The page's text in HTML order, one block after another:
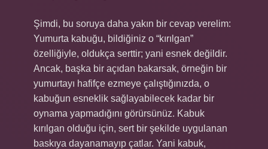
Şimdi, bu soruya daha yakın bir cevap verelim:
Yumurta kabuğu, bildiğiniz o “kırılgan”
özelliğiyle, oldukça serttir; yani esnek değildir.
Ancak, başka bir açıdan bakarsak, örneğin bir
yumurtayı hafifçe ezmeye çalıştığınızda, o
kabuğun esneklik sağlayabilecek kadar bir
oynama yapmadığını görürsünüz. Kabuk
kırılgan olduğu için, sert bir şekilde uygulanan
baskıya dayanamayıp çatlar. Yani kabuk,